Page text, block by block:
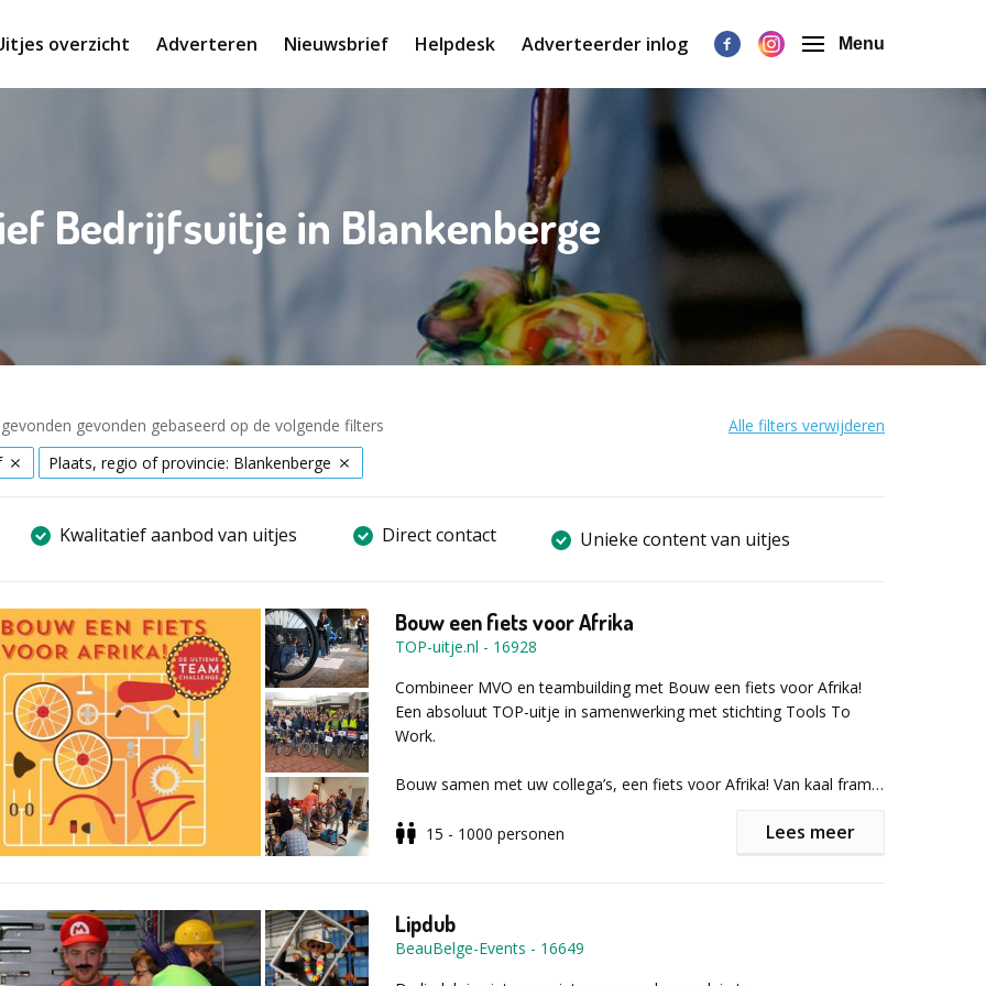
overzicht Adverteren Nieuwsbrief Helpdesk Adverteerder inlog Menu
Bedrijfsuitje in Blankenberge
gevonden gebaseerd op de volgende filters
Alle filters verwijderen
Plaats, regio of provincie: Blankenberge
Kwalitatief aanbod van uitjes Direct contact Unieke content van uitjes
Bouw een fiets voor Afrika
TOP-uitje.nl - 16928
Combineer MVO en teambuilding met Bouw een fiets voor Afrika!
Een absoluut TOP-uitje in samenwerking met stichting Tools To
Work.
Bouw samen met uw collega’s, een fiets voor Afrika! Van kaal frame
mooiste accessoires. Dat is de uitdaging die u met uw team
betrokken blijven bij het streven naar een zo goed mogelijk
eindresultaat. De fietsonderdelen worden verworven door
strategisch in te kopen en te onderhandelen. Daarna gaat een deel
15 - 1000 personen Lees meer
Lipdub
BeauBelge-Events - 16649